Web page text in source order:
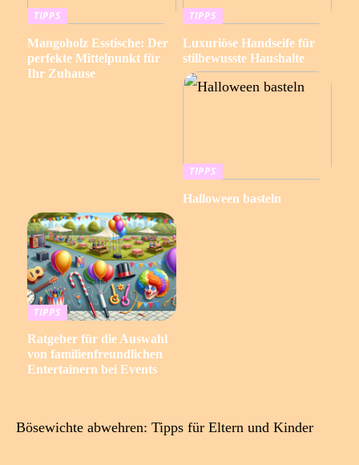
TIPPS
Mangoholz Esstische: Der
perfekte Mittelpunkt für
Ihr Zuhause
TIPPS
Luxuriöse Handseife für
stilbewusste Haushalte
TIPPS
Halloween basteln
TIPPS
Ratgeber für die Auswahl
von familienfreundlichen
Entertainern bei Events
Bösewichte abwehren: Tipps für Eltern und Kinder